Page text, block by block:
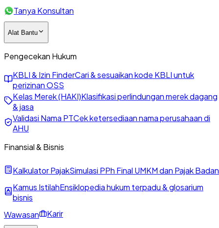
Tanya Konsultan
Alat Bantu
Pengecekan Hukum
KBLI & Izin FinderCari & sesuaikan kode KBLI untuk
perizinan OSS
Kelas Merek (HAKI)Klasifikasi perlindungan merek dagang
& jasa
Validasi Nama PTCek ketersediaan nama perusahaan di
AHU
Finansial & Bisnis
Kalkulator PajakSimulasi PPh Final UMKM dan Pajak Badan
Kamus IstilahEnsiklopedia hukum terpadu & glosarium
bisnis
Wawasan
Karir